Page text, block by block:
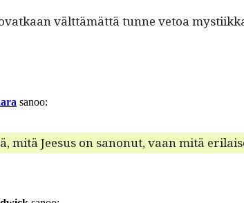
vält­tämät­tä tunne vetoa
sanoo:
mitä Jeesus on sanonut, vaan mitä